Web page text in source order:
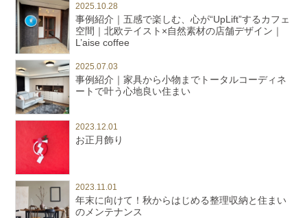
2025.10.28
事例紹介｜五感で楽しむ、心が“UpLift”するカフェ
空間｜北欧テイスト×自然素材の店舗デザイン｜
L’aise coffee
2025.07.03
事例紹介｜家具から小物までトータルコーディネ
ートで叶う心地良い住まい
2023.12.01
お正月飾り
2023.11.01
年末に向けて！秋からはじめる整理収納と住まい
のメンテナンス